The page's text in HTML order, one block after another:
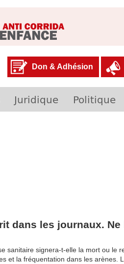
Don & Adhésion
Juridique Politique
dans les journaux.
sanitaire signera-t-elle la mort ou le
et la fréquentation dans les arènes.